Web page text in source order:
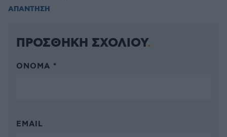
ΑΠΑΝΤΗΣΗ
ΠΡΟΣΘΗΚΗ ΣΧΟΛΙΟΥ
ΌΝΟΜΑ *
EMAIL